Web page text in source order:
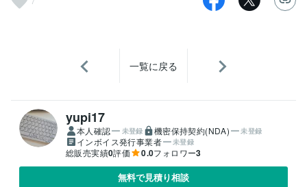
一覧に戻る
yupi17
本人確認 未登録 機密保持契約(NDA) 未登録
インボイス発行事業者 未登録
総販売実績0評価 0.0フォロワー3
無料で見積り相談